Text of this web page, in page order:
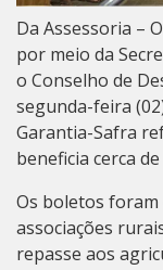
Da Assessoria –
por meio da
o Conselho de
segunda-feira
Garantia-Safra
beneficia cerca
Os boletos
associações
repasse aos